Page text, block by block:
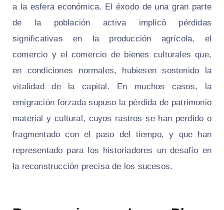
a la esfera económica. El éxodo de una gran parte
de la población activa implicó pérdidas
significativas en la producción agrícola, el
comercio y el comercio de bienes culturales que,
en condiciones normales, hubiesen sostenido la
vitalidad de la capital. En muchos casos, la
emigración forzada supuso la pérdida de patrimonio
material y cultural, cuyos rastros se han perdido o
fragmentado con el paso del tiempo, y que han
representado para los historiadores un desafío en
la reconstrucción precisa de los sucesos.